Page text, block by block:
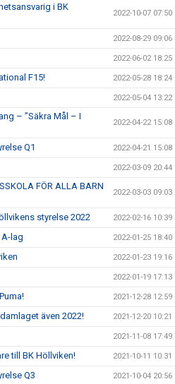
i BK
2022-10-07 07:50
2022-08-29 09:06
2022-06-02 18:25
F15! 2022-05-28 18:24
2022-05-04 13:22
– ”Säkra Mål – I
2022-04-22 15:08
Q1 2022-04-21 15:08
2022-03-09 20:44
FÖR ALLA BARN
2022-03-03 09:03
styrelse 2022 2022-02-16 10:39
lag 2022-01-25 18:40
2022-01-23 19:16
2022-01-19 17:13
2021-12-28 12:59
även 2022! 2021-12-20 10:21
2021-11-08 17:49
till BK Höllviken! 2021-10-11 10:31
Q3 2021-10-04 20:56